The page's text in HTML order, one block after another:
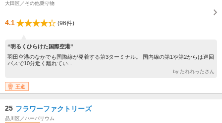
大田区／その他乗り物
4.1 (96件)
“明るくひらけた国際空港”
羽田空港のなかでも国際線が発着する第3ターミナル。 国内線の第1や第2からは巡回
バスで10分近く離れてい...
by たれれったさん
王道
25 フラワーファクトリーズ
品川区／ハーバリウム